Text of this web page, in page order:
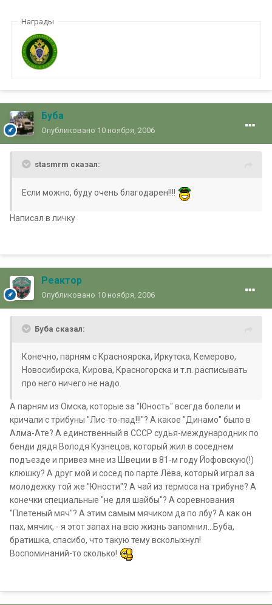
Награды
Буба
Опубликовано 10 ноября, 2006
stasmrm сказал:
Если можно, буду очень благодарен!!!!
Написал в личку
Реактор
Опубликовано 10 ноября, 2006
Буба сказал:
Конечно, парням с Красноярска, Иркутска, Кемерово,
Новосибирска, Кирова, Красногорска и т.п. расписывать
про него ничего не надо.
А парням из Омска, которые за "Юность" всегда болели и
кричали с трибуны "Лис-то-пад!!!"? А какое "Динамо" было в
Алма-Ате? А единственный в СССР судья-международник по
бенди дядя Володя Кузнецов, который жил в соседнем
подъезде и привез мне из Швеции в 81-м году Йофовскую(!)
клюшку? А друг мой и сосед по парте Лёва, который играл за
молодежку той же "Юности"? А чай из термоса на трибуне? А
конечки специальные "не для шайбы"? А соревнования
"Плетеный мяч"? А этим самым мячиком да по лбу? А как он
пах, мячик, - я этот запах на всю жизнь запомнил...Буба,
братишка, спасибо, что такую тему всколыхнул!
Воспоминаний-то сколько!